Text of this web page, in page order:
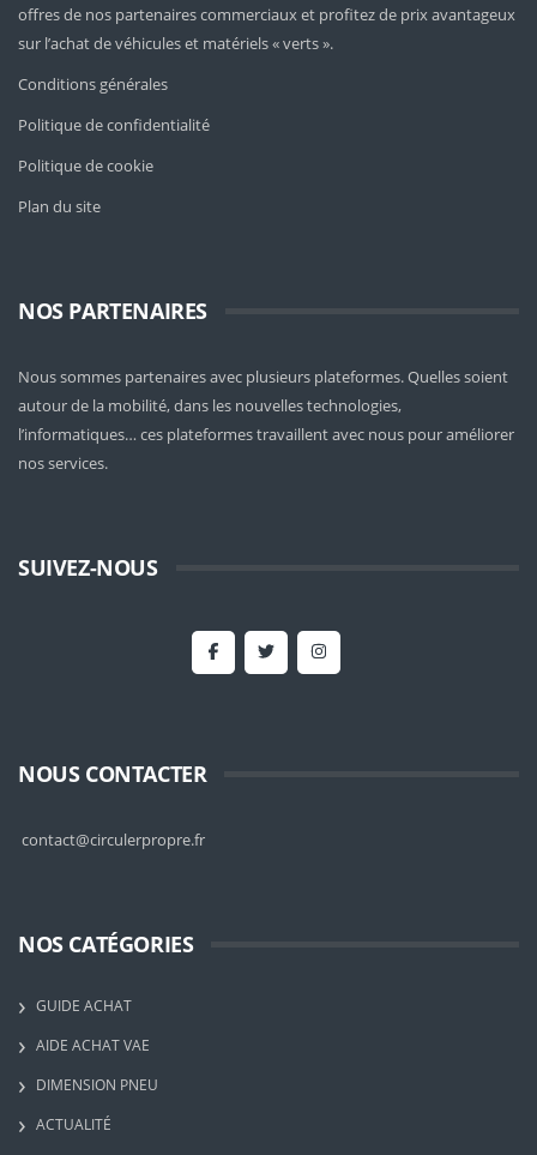
offres de nos partenaires commerciaux et profitez de prix avantageux
sur l’achat de véhicules et matériels « verts ».
Conditions générales
Politique de confidentialité
Politique de cookie
Plan du site
NOS PARTENAIRES
Nous sommes partenaires avec plusieurs plateformes. Quelles soient
autour de la mobilité, dans les nouvelles technologies,
l’informatiques… ces plateformes travaillent avec nous pour améliorer
nos services.
SUIVEZ-NOUS
NOUS CONTACTER
contact@circulerpropre.fr
NOS CATÉGORIES
GUIDE ACHAT
AIDE ACHAT VAE
DIMENSION PNEU
ACTUALITÉ